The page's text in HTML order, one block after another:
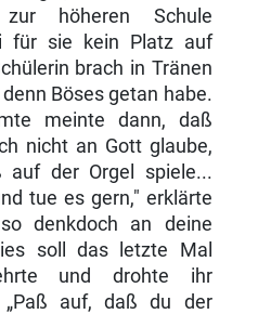
höheren Schule
für sie kein Platz auf
brach in Tränen
Böses getan habe.
meinte dann, daß
nicht an Gott glaube,
auf der Orgel spiele...
tue es gern," erklärte
denkdoch an deine
soll das letzte Mal
und drohte ihr
„Paß auf, daß du der